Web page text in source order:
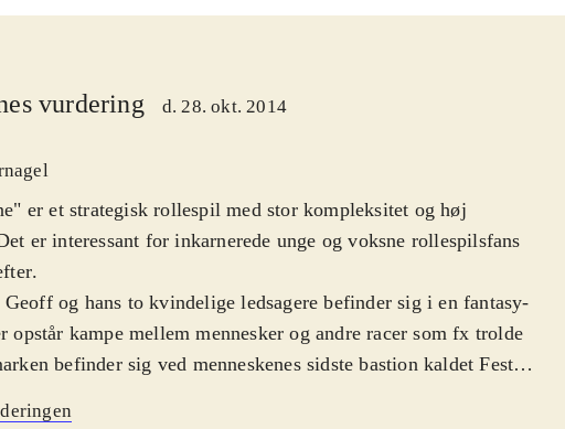
vurdering d. 28. okt. 2014
er et strategisk rollespil med stor kompleksitet og høj
er interessant for inkarnerede unge og voksne rollespilsfans
.
Geoff og hans to kvindelige ledsagere befinder sig i en fantasy-
opstår kampe mellem mennesker og andre racer som fx trolde
befinder sig ved menneskenes sidste bastion kaldet Feste.